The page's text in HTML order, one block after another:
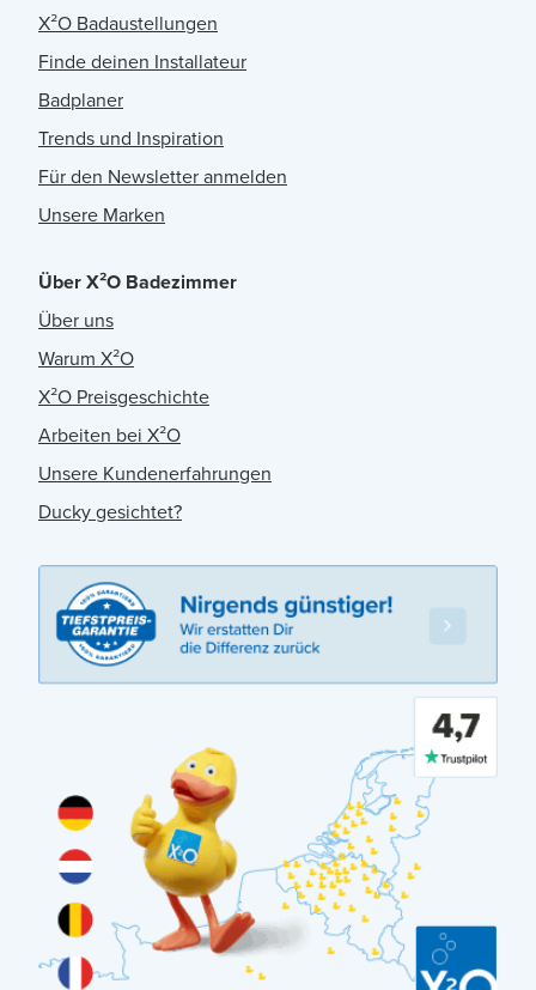
X²O Badaustellungen
Finde deinen Installateur
Badplaner
Trends und Inspiration
Für den Newsletter anmelden
Unsere Marken
Über X²O Badezimmer
Über uns
Warum X²O
X²O Preisgeschichte
Arbeiten bei X²O
Unsere Kundenerfahrungen
Ducky gesichtet?